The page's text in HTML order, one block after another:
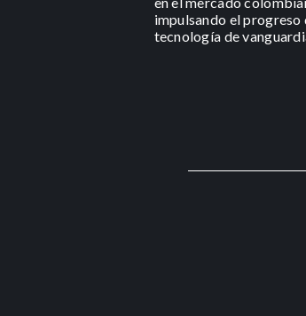
impulsando el progreso
tecnología de